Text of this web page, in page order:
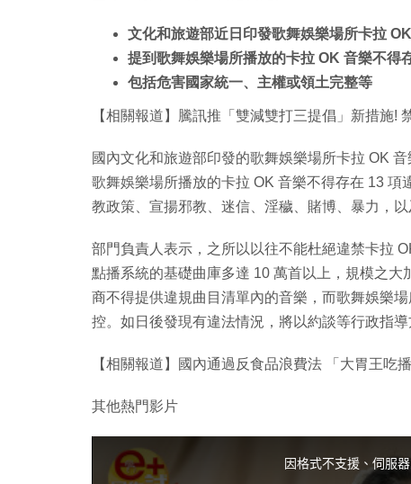
文化和旅遊部近日印發歌舞娛樂場所卡拉
提到歌舞娛樂場所播放的卡拉 OK 音樂不得
包括危害國家統一、主權或領土完整等
【相關報道】騰訊推「雙減雙打三提倡」新措施!
國內文化和旅遊部印發的歌舞娛樂場所卡拉 OK
歌舞娛樂場所播放的卡拉 OK 音樂不得存在 13
教政策、宣揚邪教、迷信、淫穢、賭博、暴力，
部門負責人表示，之所以以往不能杜絕違禁卡拉
點播系統的基礎曲庫多達 10 萬首以上，規模之
商不得提供違規曲目清單內的音樂，而歌舞娛樂
控。如日後發現有違法情況，將以約談等行政指導
【相關報道】國內通過反食品浪費法 「大胃王吃
其他熱門影片
因格式不支援、伺服